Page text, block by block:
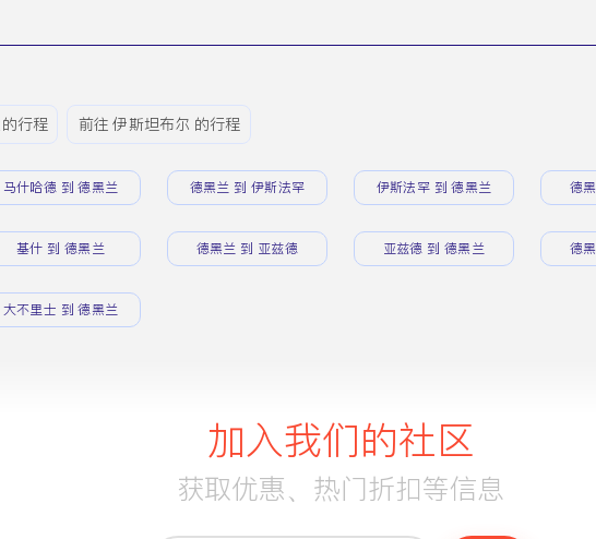
行程 前往 伊斯坦布尔 的行程
马什哈德 到 德黑兰 德黑兰 到 伊斯法罕 伊斯法罕 到 德黑兰 德
基什 到 德黑兰 德黑兰 到 亚兹德 亚兹德 到 德黑兰 德
大不里士 到 德黑兰
加入我们的社区
获取优惠、热门折扣等信息